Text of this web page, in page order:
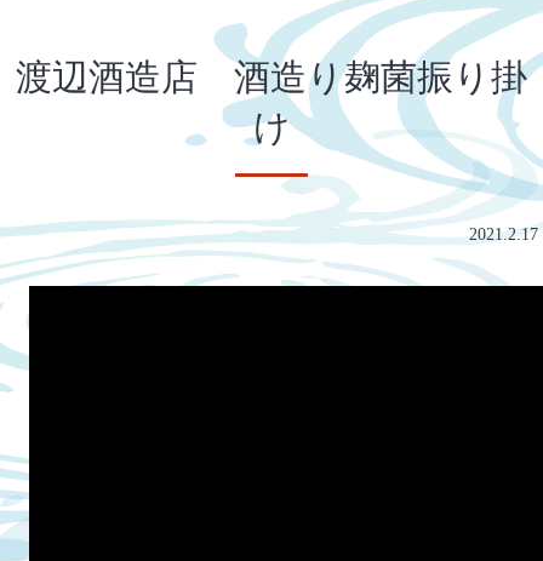
渡辺酒造店 酒造り麹菌振り掛
け
2021.2.17